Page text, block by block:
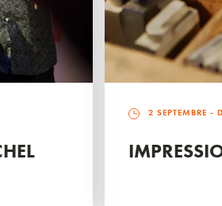
2 SEPTEMBRE -